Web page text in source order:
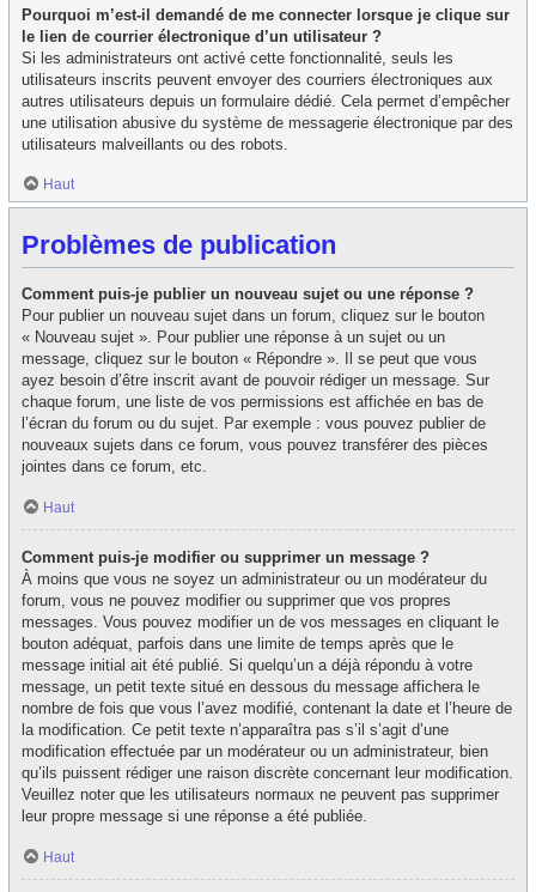
Pourquoi m’est-il demandé de me connecter lorsque je clique sur
le lien de courrier électronique d’un utilisateur ?
Si les administrateurs ont activé cette fonctionnalité, seuls les
utilisateurs inscrits peuvent envoyer des courriers électroniques aux
autres utilisateurs depuis un formulaire dédié. Cela permet d’empêcher
une utilisation abusive du système de messagerie électronique par des
utilisateurs malveillants ou des robots.
Haut
Problèmes de publication
Comment puis-je publier un nouveau sujet ou une réponse ?
Pour publier un nouveau sujet dans un forum, cliquez sur le bouton
« Nouveau sujet ». Pour publier une réponse à un sujet ou un
message, cliquez sur le bouton « Répondre ». Il se peut que vous
ayez besoin d’être inscrit avant de pouvoir rédiger un message. Sur
chaque forum, une liste de vos permissions est affichée en bas de
l’écran du forum ou du sujet. Par exemple : vous pouvez publier de
nouveaux sujets dans ce forum, vous pouvez transférer des pièces
jointes dans ce forum, etc.
Haut
Comment puis-je modifier ou supprimer un message ?
À moins que vous ne soyez un administrateur ou un modérateur du
forum, vous ne pouvez modifier ou supprimer que vos propres
messages. Vous pouvez modifier un de vos messages en cliquant le
bouton adéquat, parfois dans une limite de temps après que le
message initial ait été publié. Si quelqu’un a déjà répondu à votre
message, un petit texte situé en dessous du message affichera le
nombre de fois que vous l’avez modifié, contenant la date et l’heure de
la modification. Ce petit texte n’apparaîtra pas s’il s’agit d’une
modification effectuée par un modérateur ou un administrateur, bien
qu’ils puissent rédiger une raison discrète concernant leur modification.
Veuillez noter que les utilisateurs normaux ne peuvent pas supprimer
leur propre message si une réponse a été publiée.
Haut